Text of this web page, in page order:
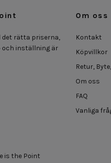
det rätta priserna,
och inställning är
Om oss
Kontakt
Köpvillkor
Retur,
Om oss
FAQ
Vanliga
is the Point